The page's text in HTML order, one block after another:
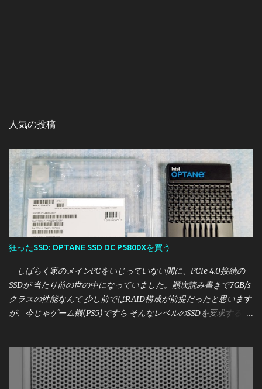
人気の投稿
狂ったSSD: OPTANE SSD DC P5800Xを買う
しばらく家のメインPCをいじっていない間に、PCIe 4.0接続の
SSDが 当たり前の世の中になっていました。順次読み書きで7GB/s
クラスの性能なんて 少し前ではRAID構成が前提だったと思います
が、今じゃゲーム機(PS5)ですら そんなレベルのSSDを要求する時
れようとしている中で それはどうかと思いましたので、 せっかく
なら一番？いいやつが欲しいということになったところ たまたま
相場より激安で買えたSSDがあったので紹介します。 今回買った